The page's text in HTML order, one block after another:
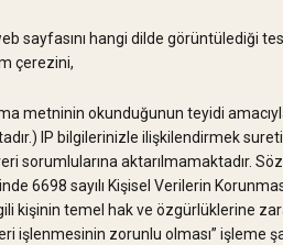
sayfasını hangi dilde görüntülediği
çerezini,
metninin okunduğunun teyidi
IP bilgilerinizle ilişkilendirmek
sorumlularına aktarılmamaktadır.
6698 sayılı Kişisel Verilerin
kişinin temel hak ve özgürlüklerine
işlenmesinin zorunlu olması” işleme